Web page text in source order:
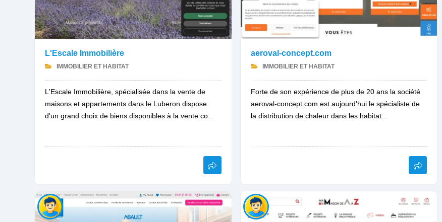
L'Escale Immobilière
IMMOBILIER ET HABITAT
L'Escale Immobilière, spécialisée dans la vente de
maisons et appartements dans le Luberon dispose
d'un grand choix de biens disponibles à la vente co...
aeroval-concept.com
IMMOBILIER ET HABITAT
Forte de son expérience de plus de 20 ans la société
aeroval-concept.com est aujourd'hui le spécialiste de
la distribution de chaleur dans les habitat...